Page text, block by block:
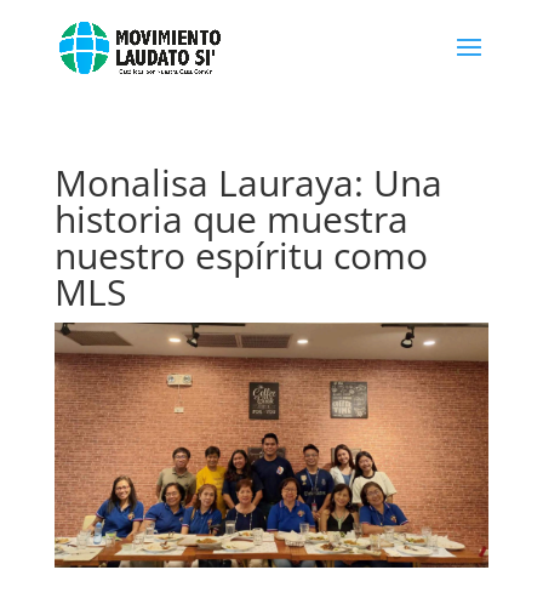
Monalisa Lauraya: Una
historia que muestra
nuestro espíritu como
MLS